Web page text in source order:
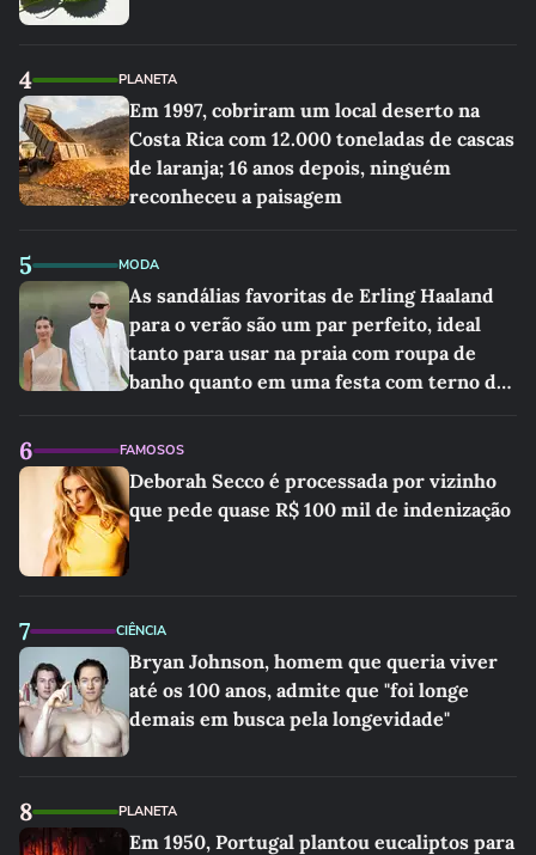
4 PLANETA
Em 1997, cobriram um local deserto na
Costa Rica com 12.000 toneladas de cascas
de laranja; 16 anos depois, ninguém
reconheceu a paisagem
5 MODA
As sandálias favoritas de Erling Haaland
para o verão são um par perfeito, ideal
tanto para usar na praia com roupa de
banho quanto em uma festa com terno de
6 FAMOSOS
Deborah Secco é processada por vizinho
que pede quase R$ 100 mil de indenização
7 CIÊNCIA
Bryan Johnson, homem que queria viver
até os 100 anos, admite que "foi longe
demais em busca pela longevidade"
8 PLANETA
Em 1950, Portugal plantou eucaliptos para